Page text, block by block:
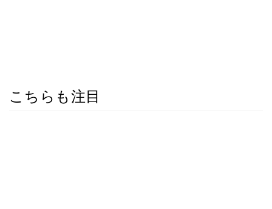
こちらも注目